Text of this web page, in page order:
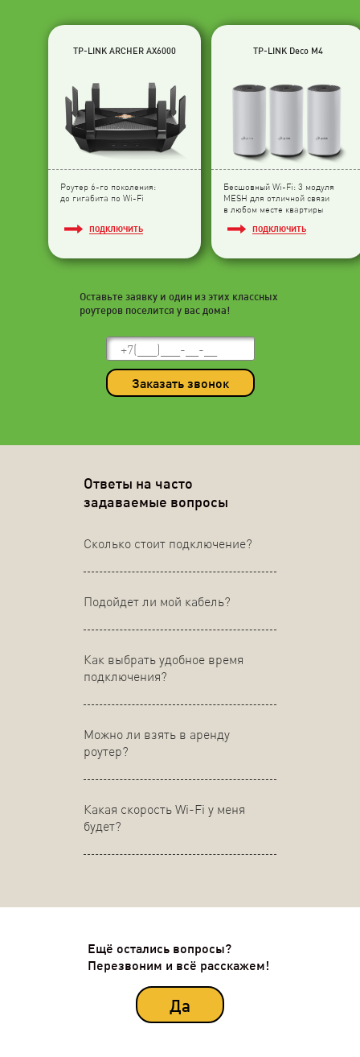
TP-LINK ARCHER AX6000
Роутер 6-го поколения:
до гигабита по Wi-Fi
ПОДКЛЮЧИТЬ
TP-LINK Deco M4
Бесшовный Wi-Fi: 3 модуля
МESH для отличной связи
в любом месте квартиры
ПОДКЛЮЧИТЬ
Оставьте заявку и один из этих классных
роутеров поселится у вас дома!
Заказать звонок
Ответы на часто
задаваемые вопросы
Сколько стоит подключение?
Подойдет ли мой кабель?
Как выбрать удобное время
подключения?
Можно ли взять в аренду
роутер?
Какая скорость Wi-Fi у меня
будет?
Ещё остались вопросы?
Перезвоним и всё расскажем!
Да